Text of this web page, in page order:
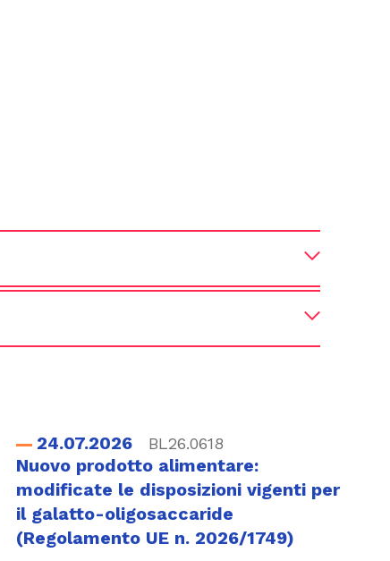
24.07.2026 BL26.0618
Nuovo prodotto alimentare:
modificate le disposizioni vigenti per
il galatto-oligosaccaride
(Regolamento UE n. 2026/1749)